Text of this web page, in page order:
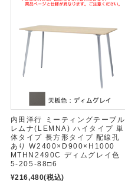
内田洋行 ミーティングテーブル
レムナ(LEMNA) ハイタイプ 単
体タイプ 長方形タイプ 配線孔
あり W2400×D900×H1000
MTHN2490C ディムグレイ色
5-205-88□6
¥216,480(税込)